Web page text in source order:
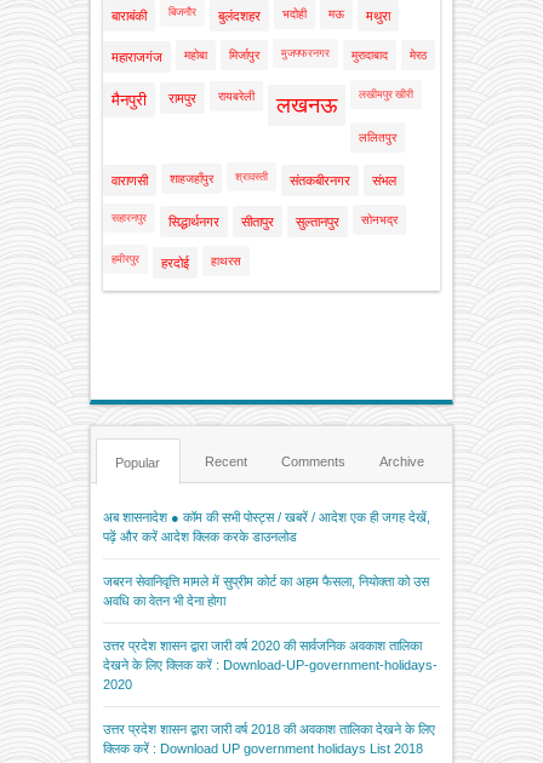
बाराबंकी बिजनौर बुलंदशहर भदोही मऊ मथुरा
महाराजगंज महोबा मिर्जापुर मुजफ्फरनगर मुरादाबाद मेरठ
मैनपुरी रामपुर रायबरेली लखनऊ लखीमपुर खीरी
ललितपुर
वाराणसी शाहजहाँपुर श्रावस्ती संतकबीरनगर संभल
सहारनपुर सिद्धार्थनगर सीतापुर सुल्तानपुर सोनभद्र
हमीरपुर हरदोई हाथरस
Popular Recent Comments Archive
अब शासनादेश ● कॉम की सभी पोस्ट्स / खबरें / आदेश एक ही जगह देखें,
पढ़ें और करें आदेश क्लिक करके डाउनलोड
जबरन सेवानिवृत्ति मामले में सुप्रीम कोर्ट का अहम फैसला, नियोक्ता को उस
अवधि का वेतन भी देना होगा
उत्तर प्रदेश शासन द्वारा जारी वर्ष 2020 की सार्वजनिक अवकाश तालिका
देखने के लिए क्लिक करें : Download-UP-government-holidays-
2020
उत्तर प्रदेश शासन द्वारा जारी वर्ष 2018 की अवकाश तालिका देखने के लिए
क्लिक करें : Download UP government holidays List 2018